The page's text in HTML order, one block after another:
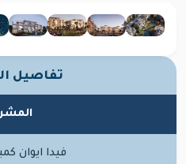
تفاصيل
فيدا ايوان